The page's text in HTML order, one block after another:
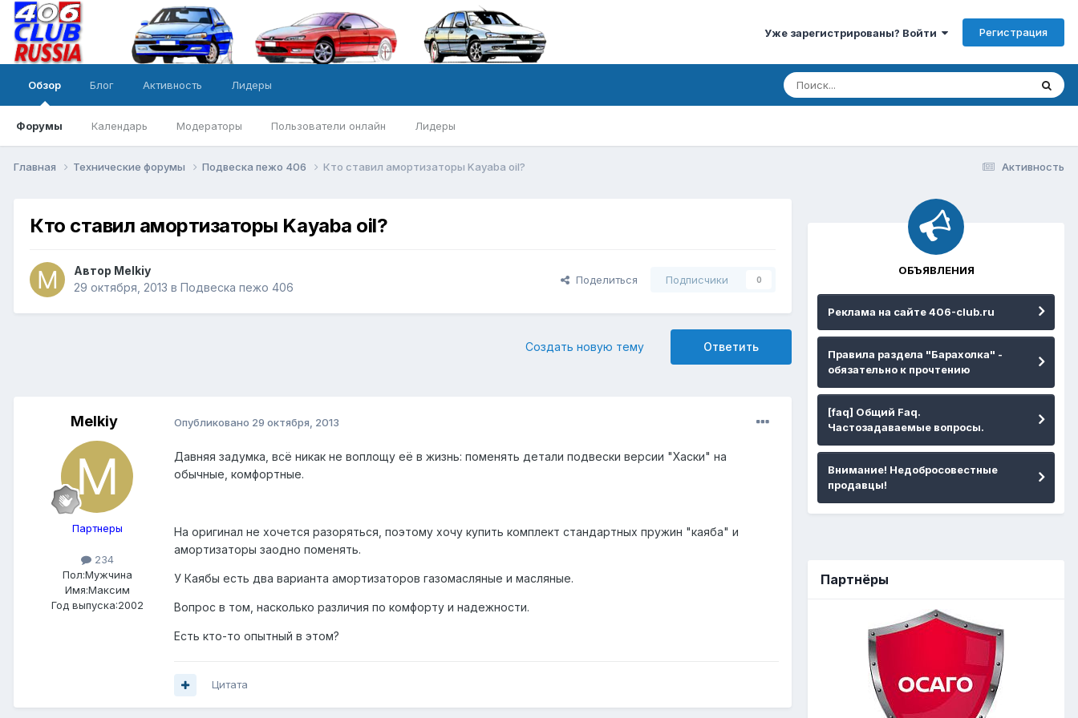
Уже зарегистрированы? Войти Регистрация
Обзор
Форумы Календарь Модераторы Пользователи онлайн Лидеры
Блог Активность Лидеры
Активность
Главная Технические форумы Подвеска пежо 406 Кто ставил амортизаторы Kayaba oil?
Кто ставил амортизаторы Kayaba oil?
Автор Melkiy
29 октября, 2013 в Подвеска пежо 406
Поделиться Подписчики 0
Ответить
Создать новую тему
Melkiy
Партнеры
234
Пол:Мужчина
Имя:Максим
Год выпуска:2002
Опубликовано 29 октября, 2013
Давняя задумка, всё никак не воплощу её в жизнь: поменять детали подвески версии "Хаски" на
обычные, комфортные.
На оригинал не хочется разоряться, поэтому хочу купить комплект стандартных пружин "каяба" и
амортизаторы заодно поменять.
У Каябы есть два варианта амортизаторов газомасляные и масляные.
Вопрос в том, насколько различия по комфорту и надежности.
Есть кто-то опытный в этом?
Цитата
ОБЪЯВЛЕНИЯ
Реклама на сайте 406-club.ru
Правила раздела "Барахолка" -
обязательно к прочтению
[faq] Общий Faq.
Частозадаваемые вопросы.
Внимание! Недобросовестные
продавцы!
Партнёры